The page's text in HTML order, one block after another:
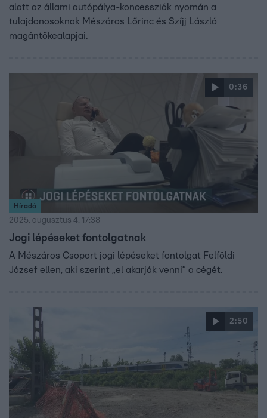
alatt az állami autópálya-koncessziók nyomán a
tulajdonosoknak Mészáros Lőrinc és Szíjj László
magántőkealapjai.
0:36
Híradó
2025. augusztus 4. 17:38
Jogi lépéseket fontolgatnak
A Mészáros Csoport jogi lépéseket fontolgat Felföldi
József ellen, aki szerint „el akarják venni” a cégét.
2:50